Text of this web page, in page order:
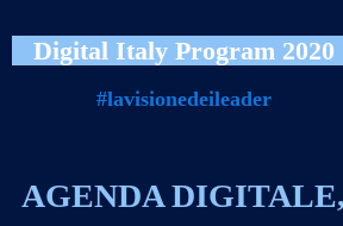
Digital Italy Program 2020
#lavisionedeileader
AGENDA DIGITALE,